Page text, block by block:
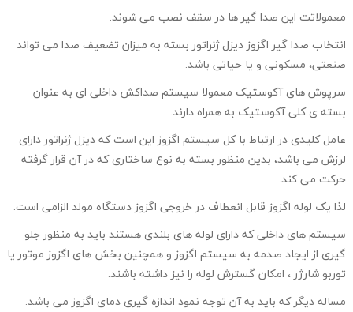
معمولاتت این صدا گیر ها در سقف نصب می شوند.
انتخاب صدا گیر اگزوز دیزل ژنراتور بسته به میزان تضعیف صدا می تواند
صنعتی، مسکونی و یا حیاتی باشد.
سرپوش های آکوستیک معمولا سیستم صداکش داخلی ای به عنوان
بسته ی کلی آکوستیک به همراه دارند.
عامل کلیدی در ارتباط با کل سیستم اگزوز این است که دیزل ژنراتور دارای
لرزش می باشد، بدین منظور بسته به نوع ساختاری که در آن قرار گرفته
حرکت می کند.
لذا یک لوله اگزوز قابل انعطاف در خروجی اگزوز دستگاه مولد الزامی است.
سیستم های داخلی که دارای لوله های بلندی هستند باید به منظور جلو
گیری از ایجاد صدمه به سیستم اگزوز و همچنین بخش های اگزوز موتور یا
توربو شارژر ، امکان گسترش لوله را نیز داشته باشند.
مساله دیگر که باید به آن توجه نمود اندازه گیری دمای اگزوز می باشد.